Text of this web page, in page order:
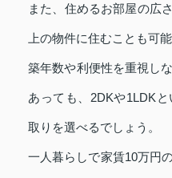
また、住めるお部屋の広
上の物件に住むことも可能
築年数や利便性を重視し
あっても、2DKや1LDK
取りを選べるでしょう。
一人暮らしで家賃10万円